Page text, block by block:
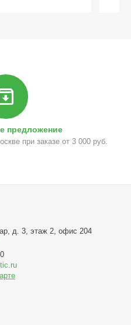
предложение
при заказе от 3 000 руб.
д. 3, этаж 2, офис 204